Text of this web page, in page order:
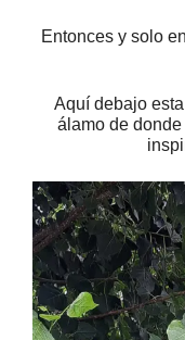
Entonces y solo
Aquí debajo
álamo de